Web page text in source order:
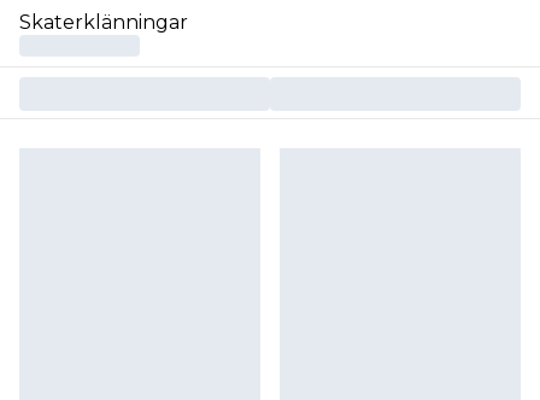
Skaterklänningar